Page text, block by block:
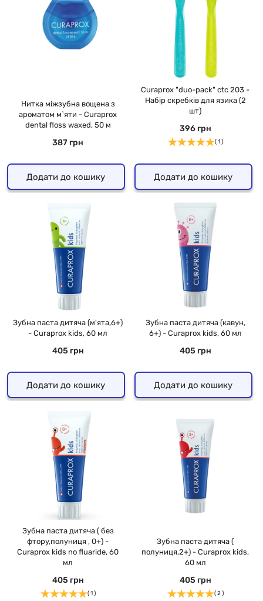
Нитка міжзубна вощена з
ароматом м`яти - Curaprox
dental floss waxed, 50 м
387 грн
Додати до кошику
Curaprox "duo-pack" ctc 203 -
Набір скребків для язика (2
шт)
396 грн
( 1 )
Додати до кошику
Зубна паста дитяча (м'ята,6+)
- Curaprox kids, 60 мл
405 грн
Додати до кошику
Зубна паста дитяча (кавун,
6+) - Curaprox kids, 60 мл
405 грн
Додати до кошику
Зубна паста дитяча ( без
фтору,полуниця , 0+) -
Curaprox kids no fluaride, 60
мл
405 грн
( 1 )
Зубна паста дитяча (
полуниця,2+) - Curaprox kids,
60 мл
405 грн
( 2 )